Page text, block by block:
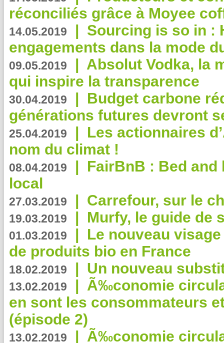
réconciliés grâce à Moyee
14.05.2019 | Sourcing is so in :
engagements dans la mode
09.05.2019 | Absolut Vodka, la
qui inspire la transparence
30.04.2019 | Budget carbone
générations futures devront
25.04.2019 | Les actionnaires
nom du climat !
08.04.2019 | FairBnB : Bed
local
27.03.2019 | Carrefour, sur le
19.03.2019 | Murfy, le guide de
01.03.2019 | Le nouveau
de produits bio en France
18.02.2019 | Un nouveau
13.02.2019 | Ã‰conomie
en sont les consommateurs
(épisode 2)
13.02.2019 | Ã‰conomie